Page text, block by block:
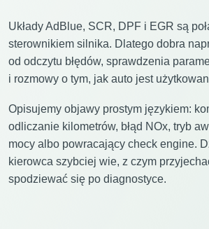
Układy AdBlue, SCR, DPF i EGR są
sterownikiem silnika. Dlatego dobra
od odczytu błędów, sprawdzenia
i rozmowy o tym, jak auto jest
Opisujemy objawy prostym językiem:
odliczanie kilometrów, błąd NOx, tryb
mocy albo powracający check engine.
kierowca szybciej wie, z czym
spodziewać się po diagnostyce.